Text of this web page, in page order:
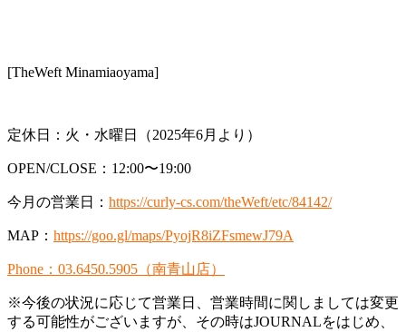
[TheWeft Minamiaoyama]
定休日：火・水曜日（2025年6月より）
OPEN/CLOSE：12:00〜19:00
今月の営業日： https://curly-cs.com/theWeft/etc/84142/
MAP： https://goo.gl/maps/PyojR8iZFsmewJ79A
Phone：03.6450.5905（南青山店）
※今後の状況に応じて営業日、営業時間に関しましては変更
する可能性がございますが、その時はJOURNALをはじめ、